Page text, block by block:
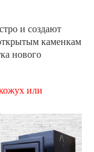
и создают
каменкам
нового
или